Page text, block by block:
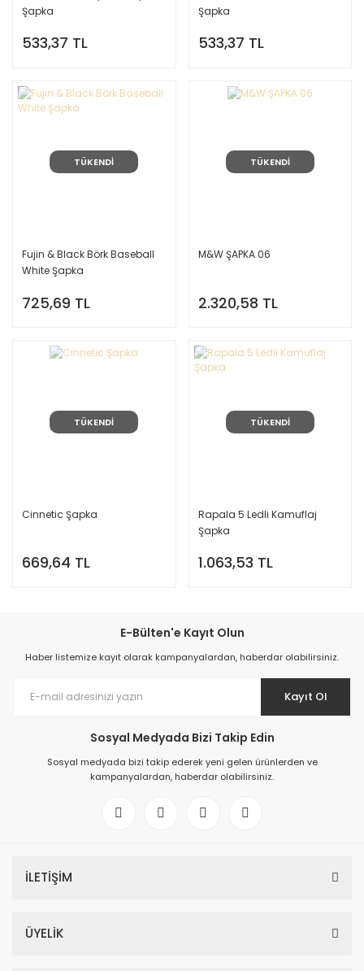
Şapka
533,37 TL
Şapka
533,37 TL
TÜKENDİ
Fujin & Black Börk Baseball
White Şapka
725,69 TL
TÜKENDİ
M&W ŞAPKA 06
2.320,58 TL
TÜKENDİ
Cinnetic Şapka
669,64 TL
TÜKENDİ
Rapala 5 Ledli Kamuflaj
Şapka
1.063,53 TL
E-Bülten'e Kayıt Olun
Haber listemize kayıt olarak kampanyalardan, haberdar olabilirsiniz.
Kayıt Ol
Sosyal Medyada Bizi Takip Edin
Sosyal medyada bizi takip ederek yeni gelen ürünlerden ve
kampanyalardan, haberdar olabilirsiniz.
İLETİŞİM
ÜYELİK